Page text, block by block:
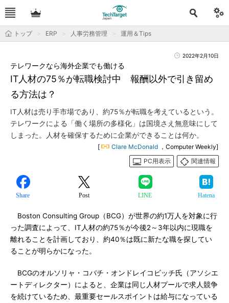
トップ ERP 人事労務管理 運用＆Tips
2022年2月10日
IT人材の75％が転職検討中 報酬以外で引き留め
る方法は？
テレワークなら海外企業でも働ける
IT人材は売り手市場であり、約75％が転職を考えているという。
テレワークによる「働く場所の多様化」は国境さえ無意味にして
しまった。人材を確保するために企業ができることは何か。
[ Clare McDonald ，Computer Weekly]
PC用表示
関連情報
Share Post LINE Hatena
Boston Consulting Group（BCG）が世界の約1万人を対象に行
った調査によって、IT人材の約75％が今後2～3年以内に現職を
離れることを計画しており、約40％は既に新たな職を探してい
ることが明らかになった。
BCGのオルソリャ・コバチ・オンドレイコビッチ氏（アソシエ
ートディレクター）によると、企業は同じ人材プールで求人競争
を続けているため、最重要セールスポイントは給与になっている